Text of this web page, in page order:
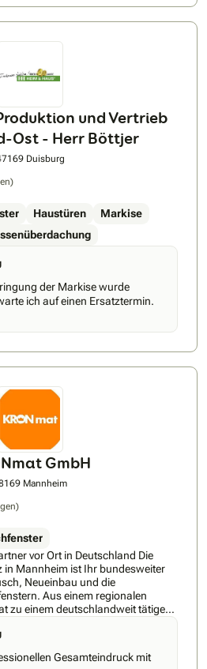
dem Auftraggeber, ein hoher
Geschick und
Gewerken (z.B. Maurer,
Vom Satteldach bis zum
Sie sich verlassen.und Vertrieb
Ost - Herr Böttjer
Duisburg
Haustüren
Markise
der Markise wurde
ich auf einen Ersatztermin.
GmbH
Mannheim
vor Ort in Deutschland Die
in Mannheim ist Ihr bundesweiter
Neueinbau und die
Aus einem regionalen
zu einem deutschlandweit tätigen
Montageteams und
die kostenlose und
vor Ort bieten. Unsere
Ilsede, Ennepetal, Titting-
Gesamteindruck mit